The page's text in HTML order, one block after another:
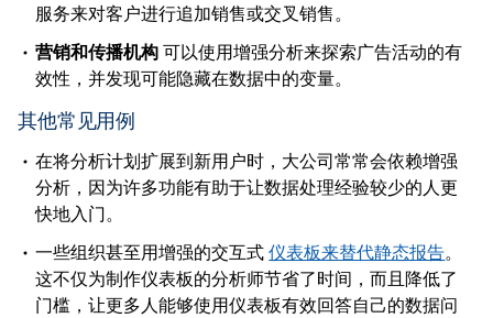
服务来对客户进行追加销售或交叉销售。
营销和传播机构可以使用增强分析来探索广告活动的有
效性，并发现可能隐藏在数据中的变量。
其他常见用例
在将分析计划扩展到新用户时，大公司常常会依赖增强
分析，因为许多功能有助于让数据处理经验较少的人更
快地入门。
一些组织甚至用增强的交互式仪表板来替代静态报告。
这不仅为制作仪表板的分析师节省了时间，而且降低了
门槛，让更多人能够使用仪表板有效回答自己的数据问